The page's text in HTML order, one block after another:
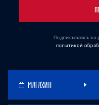
Подписываясь на
политикой
МАГАЗИН